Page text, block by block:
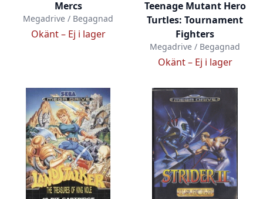
Mercs
Megadrive / Begagnad
Okänt – Ej i lager
Teenage Mutant Hero
Turtles: Tournament
Fighters
Megadrive / Begagnad
Okänt – Ej i lager